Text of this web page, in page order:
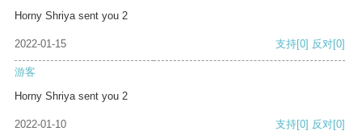
Horny Shriya sent you 2
2022-01-15 支持[0] 反对[0]
游客
Horny Shriya sent you 2
2022-01-10 支持[0] 反对[0]